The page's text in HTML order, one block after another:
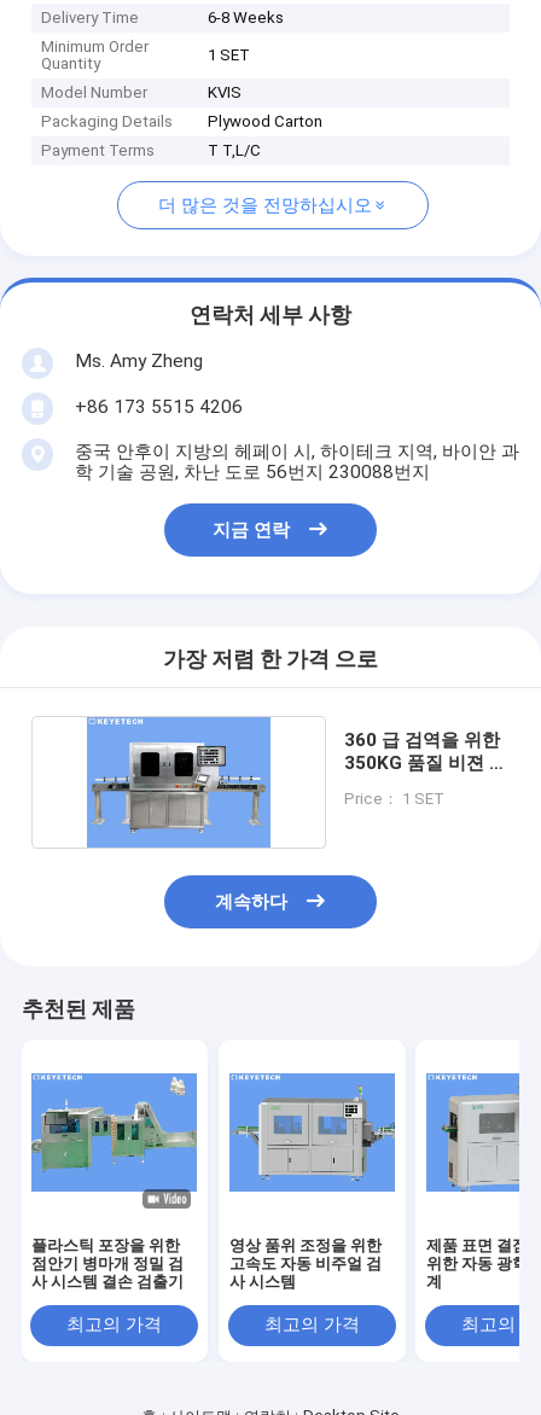
Delivery Time
6-8 Weeks
Minimum Order
Quantity
1 SET
Model Number
KVIS
Packaging Details
Plywood Carton
Payment Terms
T T,L/C
더 많은 것을 전망하십시오
연락처 세부 사항
Ms. Amy Zheng
+86 173 5515 4206
중국 안후이 지방의 헤페이 시, 하이테크 지역, 바이안 과
학 기술 공원, 차난 도로 56번지 230088번지
지금 연락
가장 저렴 한 가격 으로
360 급 검역을 위한
350KG 품질 비젼 검
Price： 1 SET
계속하다
추천된 제품
플라스틱 포장을 위한
점안기 병마개 정밀 검
사 시스템 결손 검출기
최고의 가격
영상 품위 조정을 위한
고속도 자동 비주얼 검
사 시스템
최고의 가격
제품 표면 결점
위한 자동 광학
계
최고의